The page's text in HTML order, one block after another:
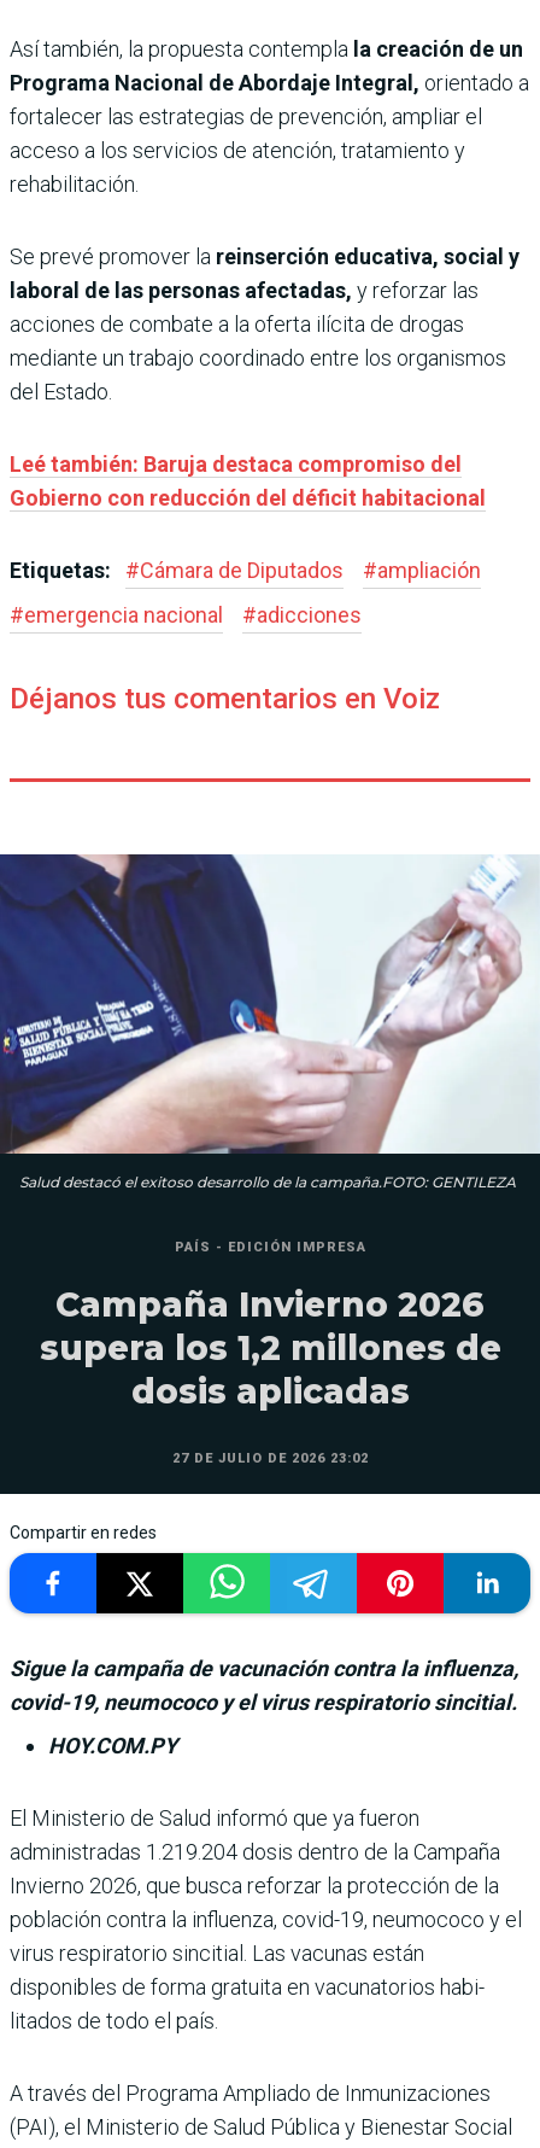
Así también, la propuesta contempla la creación de un
Programa Nacional de Abordaje Integral, orientado a
fortalecer las estrategias de prevención, ampliar el
acceso a los servicios de atención, tratamiento y
rehabilitación.
Se prevé promover la reinserción educativa, social y
laboral de las personas afectadas, y reforzar las
acciones de combate a la oferta ilícita de drogas
mediante un trabajo coordinado entre los organismos
del Estado.
Leé también: Baruja destaca compromiso del
Gobierno con reducción del déficit habitacional
Etiquetas: #Cámara de Diputados #ampliación
#emergencia nacional #adicciones
Déjanos tus comentarios en Voiz
Salud destacó el exitoso desarrollo de la campaña.FOTO: GENTILEZA
PAÍS - EDICIÓN IMPRESA
Campaña Invierno 2026
supera los 1,2 millones de
dosis aplicadas
27 DE JULIO DE 2026 23:02
Compartir en redes
Sigue la campaña de vacunación contra la influenza,
covid-19, neumococo y el virus respiratorio sincitial.
HOY.COM.PY
El Ministerio de Salud informó que ya fue­ron
administradas 1.219.204 dosis dentro de la Campaña
Invierno 2026, que busca reforzar la protección de la
población contra la influenza, covid-19, neumococo y el
virus respiratorio sincitial. Las vacu­nas están
disponibles de forma gratuita en vacunatorios habi­
litados de todo el país.
A través del Programa Ampliado de Inmunizacio­nes
(PAI), el Ministerio de Salud Pública y Bienestar Social